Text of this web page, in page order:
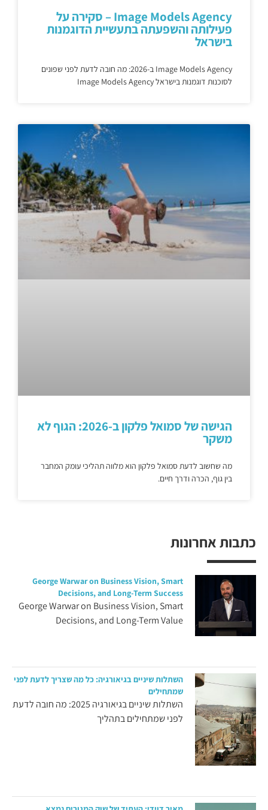
כתבות אחרונות
George Warwar on Business Vision, Smart
Decisions, and Long-Term Success
George Warwar on Business Vision, Smart
Decisions, and Long-Term Value
השתלות שיניים בגיאורגיה: כל מה שצריך לדעת לפני
שמתחילים
השתלות שיניים בגיאורגיה 2025: מה חובה לדעת
לפני שמתחילים בתהליך
Image Models Agency – סקירה על
פעילותה והשפעתה בתעשיית הדוגמנות
בישראל
Image Models Agency ב-2026: מה חובה לדעת לפני שפונים
לסוכנות דוגמנות בישראל Image Models Agency
הגישה של סמואל פלקון ב-2026: הגוף לא
משקר
מה שחשוב לדעת סמואל פלקון הוא מלווה תהליכי עומק המחבר
בין גוף, הכרה ודרך חיים.